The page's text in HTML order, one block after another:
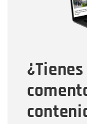
Tipo de
Mensaje